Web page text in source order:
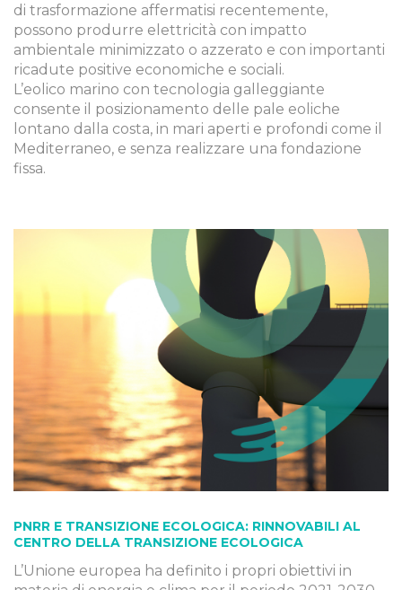
di trasformazione affermatisi recentemente,
possono produrre elettricità con impatto
ambientale minimizzato o azzerato e con importanti
ricadute positive economiche e sociali.
L’eolico marino con tecnologia galleggiante
consente il posizionamento delle pale eoliche
lontano dalla costa, in mari aperti e profondi come il
Mediterraneo, e senza realizzare una fondazione
fissa.
PNRR E TRANSIZIONE ECOLOGICA: RINNOVABILI AL
CENTRO DELLA TRANSIZIONE ECOLOGICA
L’Unione europea ha definito i propri obiettivi in